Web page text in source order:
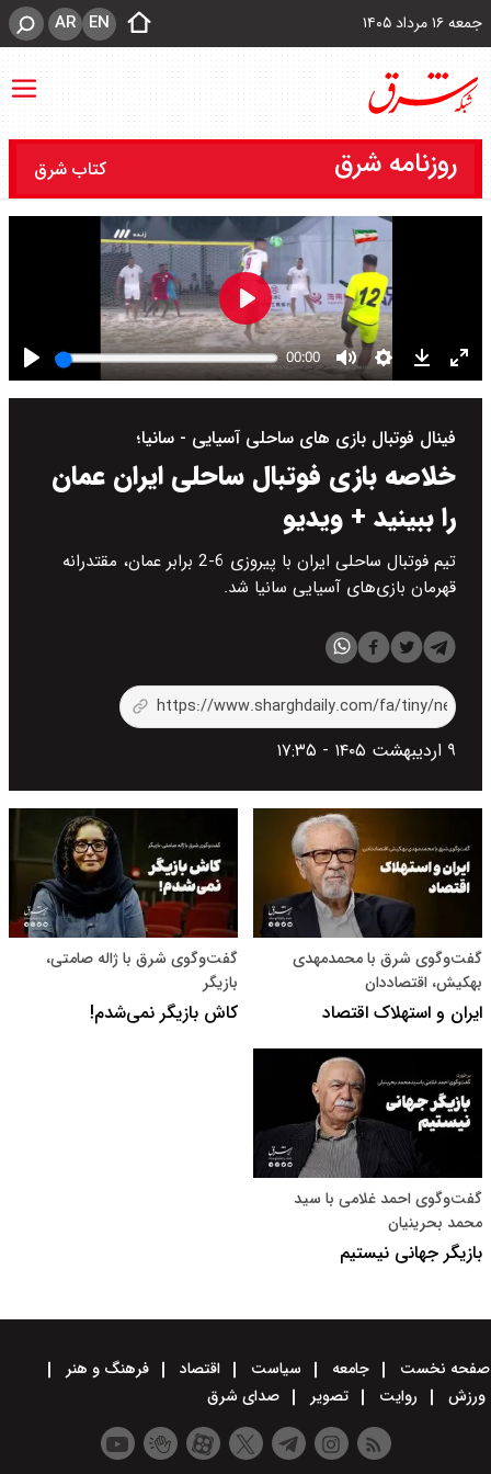
جمعه ۱۶ مرداد ۱۴۰۵ EN
AR
روزنامه شرق کتاب شرق
فینال فوتبال بازی های ساحلی آسیایی - سانیا؛
خلاصه بازی فوتبال ساحلی ایران عمان
را ببینید + ویدیو
تیم فوتبال ساحلی ایران با پیروزی 6-2 برابر عمان، مقتدرانه
قهرمان بازی‌های آسیایی سانیا شد.
۹ اردیبهشت ۱۴۰۵ - ۱۷:۳۵
گفت‌و‌گوی شرق با محمدمهدی
بهکیش، اقتصاددان
ایران و استهلاک اقتصاد
گفت‌وگوی شرق با ژاله صامتی،
بازیگر
کاش بازیگر نمی‌شدم!
گفت‌وگوی احمد غلامی با سید
محمد بحرینیان
بازیگر جهانی نیستیم
صفحه نخست جامعه سیاست اقتصاد
فرهنگ و هنر
ورزش
روایت تصویر صدای شرق